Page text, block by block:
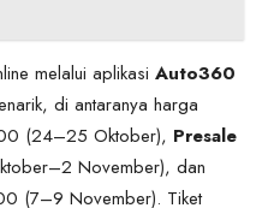
melalui aplikasi Auto360
di antaranya harga
(24–25 Oktober), Presale
November), dan
(7–9 November). Tiket